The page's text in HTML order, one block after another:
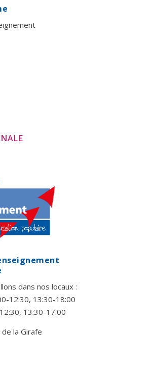
dans nos locaux :
12:30, 13:30-18:00
13:30-17:00
la Girafe